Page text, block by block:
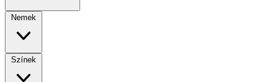
Nemek
Színek